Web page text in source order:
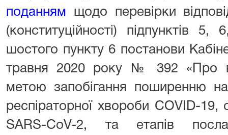
поданням щодо перевірки
(конституційності) підпунктів
шостого пункту 6 постанови
травня 2020 року № 392 «Про
метою запобігання поширенню на
респіраторної хвороби COVID-19,
SARS-CoV-2, та етапів